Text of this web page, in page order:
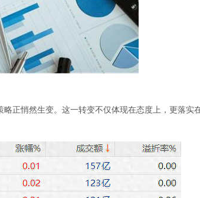
正悄然生变。这一转变不仅体现在态度上，更落实